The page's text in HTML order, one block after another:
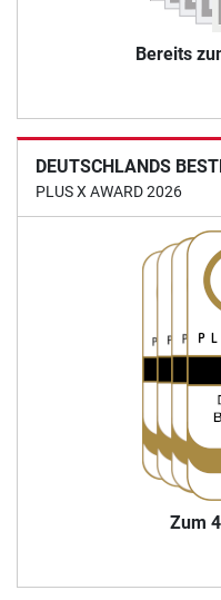
Bereits
DEUTSCHLANDS
PLUS X AWARD 2026
Zum